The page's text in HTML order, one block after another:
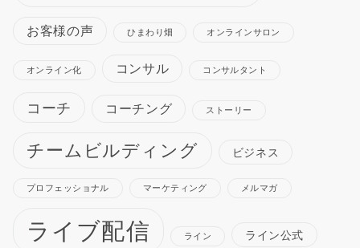
お客様の声 ひまわり畑 オンラインサロン
オンライン化 コンサル コンサルタント
コーチ コーチング ストーリー
チームビルディング ビジネス
プロフェッショナル マーケティング メルマガ
ライブ配信 ライン ライン公式